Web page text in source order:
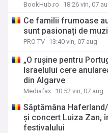
BookHub.ro 18:26 vin, 07
Ce familii frumoase
sunt pasionați de
PRO TV 13:40 vin, 07 aug
„O rușine pentru
Israelului cere
din Algarve
Mediafax 10:52 vin, 07 aug
Săptămâna
și concert Luiza Zan,
festivalului